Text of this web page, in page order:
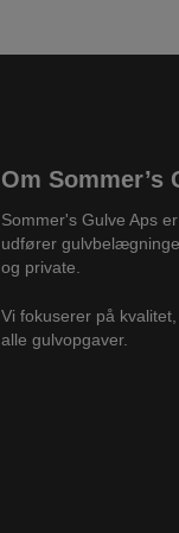
Om Sommer’s
Sommer's Gulve Aps
udfører
og private.
Vi fokuserer på
alle gulvopgaver.